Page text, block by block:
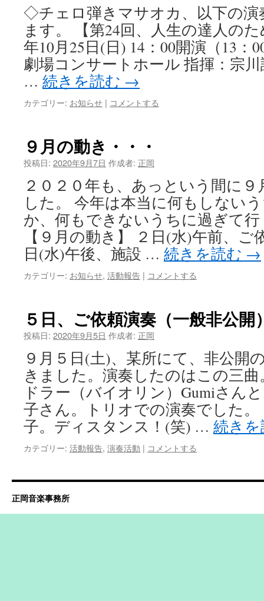
◇チェロ弾きマサオカ、以下の演
ます。 【第24回、人生の達人の
年10月25日(日) 14：00開演（13：
劇場コンサートホール 指揮：宗
… 続きを読む →
カテゴリー: お知らせ | コメントする
９月の動き・・・
投稿日: 2020年9月7日 作成者: 正岡
２０２０年も、あっという間に
した。 今年は本当に何もしない
か、何もできないうちに過ぎて
【９月の動き】 ２日(水)午前、ご
日(水)午後、施設 … 続きを読む →
カテゴリー: お知らせ, 活動報告 | コメントする
５日、ご依頼演奏（一般非公開
投稿日: 2020年9月5日 作成者: 正岡
９月５日(土)、某所にて、非公開
きました。演奏したのはこの三
ドラー（バイオリン）Gumiさん
子さん。トリオでの演奏でした
子。ディスタンス！(笑) … 続き
カテゴリー: 活動報告, 演奏活動 | コメントする
正岡音楽事務所